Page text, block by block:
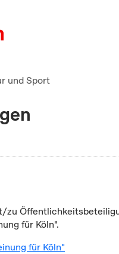
und Sport
zu
für Köln".
für Köln"